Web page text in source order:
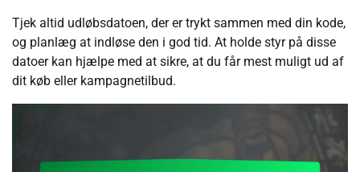
Tjek altid udløbsdatoen, der er trykt sammen med din kode,
og planlæg at indløse den i god tid. At holde styr på disse
datoer kan hjælpe med at sikre, at du får mest muligt ud af
dit køb eller kampagnetilbud.